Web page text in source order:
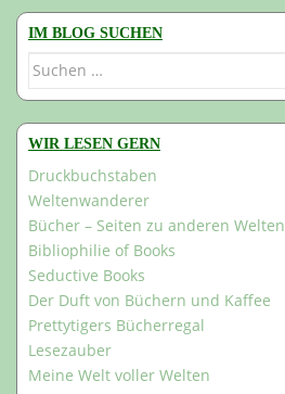
IM BLOG SUCHEN
Suchen
WIR LESEN GERN
Druckbuchstaben
Weltenwanderer
Bücher – Seiten zu anderen Welten
Bibliophilie of Books
Seductive Books
Der Duft von Büchern und Kaffee
Prettytigers Bücherregal
Lesezauber
Meine Welt voller Welten